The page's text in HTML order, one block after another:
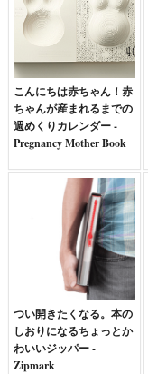
こんにちは赤ちゃん！赤
ちゃんが産まれるまでの
週めくりカレンダー -
Pregnancy Mother Book
つい開きたくなる。本の
しおりになるちょっとか
わいいジッパー -
Zipmark